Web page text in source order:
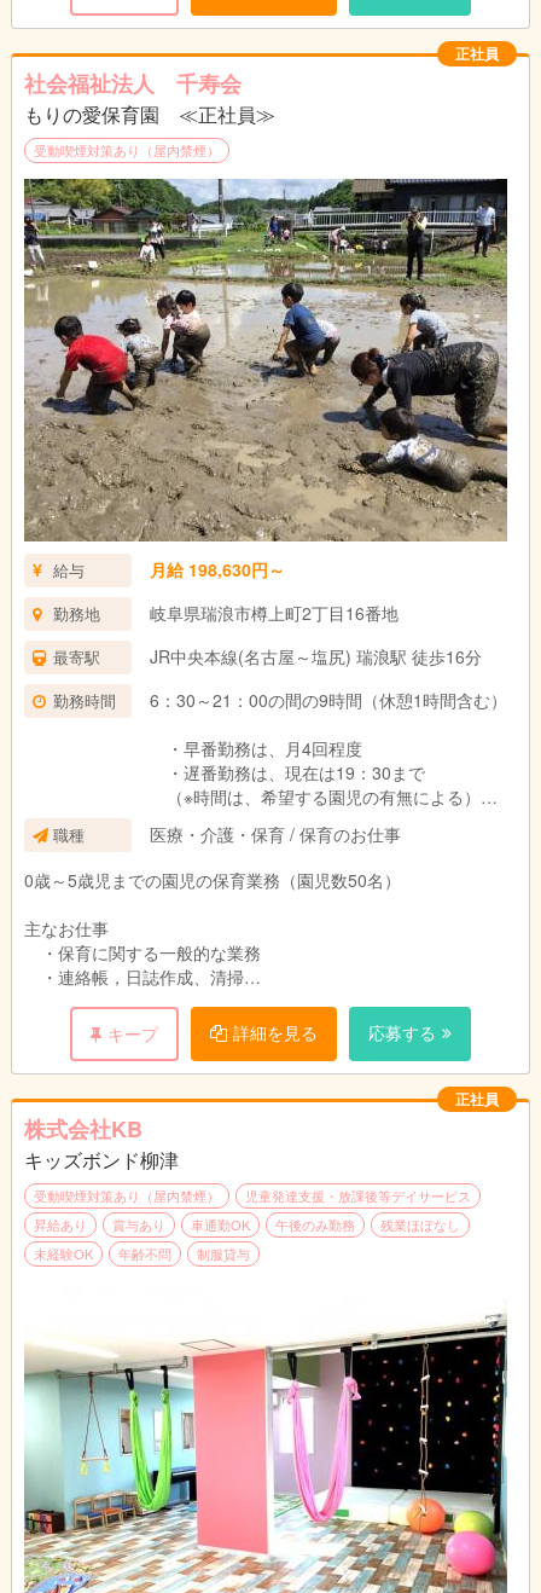
行事等が特色です ♪♪♪
正社員
社会福祉法人 千寿会
もりの愛保育園 ≪正社員≫
受動喫煙対策あり（屋内禁煙）
給与 月給 198,630円～
勤務地 岐阜県瑞浪市樽上町2丁目16番地
最寄駅 JR中央本線(名古屋～塩尻) 瑞浪駅 徒歩16分
勤務時間
6：30～21：00の間の9時間（休憩1時間含む）
・早番勤務は、月4回程度
・遅番勤務は、現在は19：30まで
（※時間は、希望する園児の有無による）
♪♪♪♪♪ パート職員も随時募集中 ♪♪♪♪♪
・時給1,050円～1,080円
・土日祝日、年末年始休み
・社会保険加入もOK
※勤務先の相談も受け付けています
職種
医療・介護・保育 / 保育のお仕事
0歳～5歳児までの園児の保育業務（園児数50名）
主なお仕事
・保育に関する一般的な業務
・連絡帳，日誌作成、清掃
・保護者対応（一般的な対応のみ）
♪♪♪ お散歩や食育活動、野菜の収穫、運営する老人ホームとの
行事等が特色です ♪♪♪
キープ 詳細を見る 応募する
正社員
株式会社KB
キッズボンド柳津
受動喫煙対策あり（屋内禁煙）
児童発達支援・放課後等デイサービス
昇給あり
賞与あり 車通勤OK 午後のみ勤務
残業ほぼなし
未経験OK
年齢不問 制服貸与